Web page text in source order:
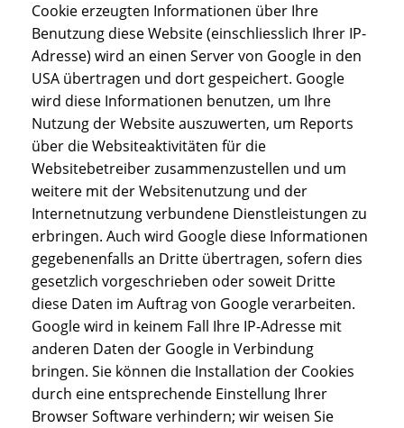
Cookie erzeugten Informationen über Ihre
Benutzung diese Website (einschliesslich Ihrer IP-
Adresse) wird an einen Server von Google in den
USA übertragen und dort gespeichert. Google
wird diese Informationen benutzen, um Ihre
Nutzung der Website auszuwerten, um Reports
über die Websiteaktivitäten für die
Websitebetreiber zusammenzustellen und um
weitere mit der Websitenutzung und der
Internetnutzung verbundene Dienstleistungen zu
erbringen. Auch wird Google diese Informationen
gegebenenfalls an Dritte übertragen, sofern dies
gesetzlich vorgeschrieben oder soweit Dritte
diese Daten im Auftrag von Google verarbeiten.
Google wird in keinem Fall Ihre IP-Adresse mit
anderen Daten der Google in Verbindung
bringen. Sie können die Installation der Cookies
durch eine entsprechende Einstellung Ihrer
Browser Software verhindern; wir weisen Sie